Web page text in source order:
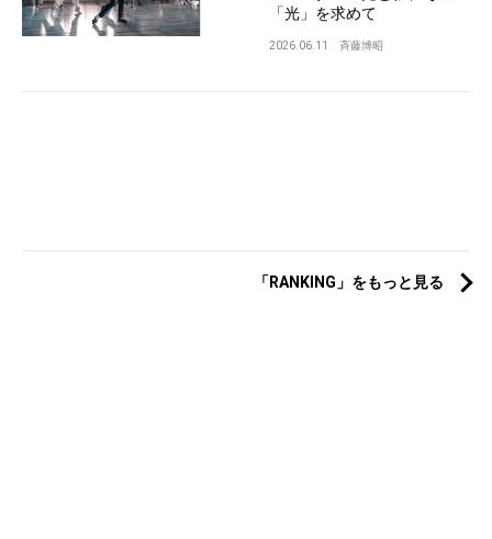
「光」を求めて
2026.06.11 斉藤博昭
「RANKING」をもっと見る